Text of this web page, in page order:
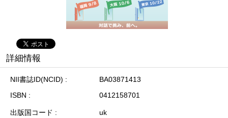
詳細情報
NII書誌ID(NCID)
BA03871413
ISBN
0412158701
出版国コード
uk